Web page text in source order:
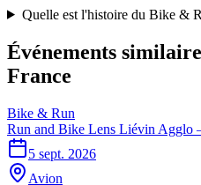
Quelle est l'histoire du Bike &
Événements
France
Bike & Run
Run and Bike Lens Liévin Agglo
5 sept. 2026
Avion